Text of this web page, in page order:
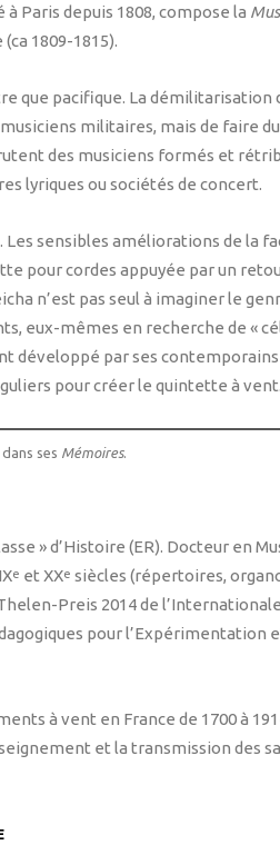
Paris depuis 1808, compose la
1809-1815).
que pacifique. La
militaires, mais de faire
des musiciens formés et
lyriques ou sociétés de concert.
Les sensibles améliorations de
pour cordes appuyée par un
n’est pas seul à imaginer le
eux-mêmes en recherche de «
développé par ses contemporains
pour créer le quintette à vent.
ses Mémoires.
» d’Histoire (ER). Docteur en
e et XXe siècles (répertoires,
Thelen-Preis 2014 de
pour l’Expérimentation
à vent en France de 1700 à
et la transmission des